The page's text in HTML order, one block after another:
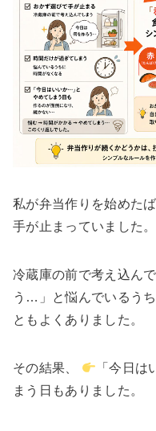
私が弁当作りを始めた
手が止まっていました。
冷蔵庫の前で考え込ん
う…」と悩んでいるう
ともよくありました。
その結果、
「今日
まう日もありました。